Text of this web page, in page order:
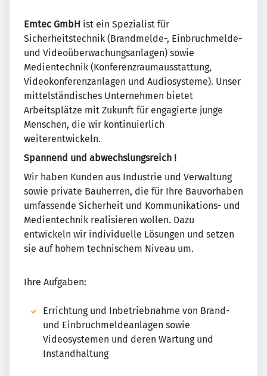
Emtec GmbH ist ein Spezialist für
Sicherheitstechnik (Brandmelde-, Einbruchmelde-
und Videoüberwachungsanlagen) sowie
Medientechnik (Konferenzraumausstattung,
Videokonferenzanlagen und Audiosysteme). Unser
mittelständisches Unternehmen bietet
Arbeitsplätze mit Zukunft für engagierte junge
Menschen, die wir kontinuierlich
weiterentwickeln.
Spannend und abwechslungsreich !
Wir haben Kunden aus Industrie und Verwaltung
sowie private Bauherren, die für Ihre Bauvorhaben
umfassende Sicherheit und Kommunikations- und
Medientechnik realisieren wollen. Dazu
entwickeln wir individuelle Lösungen und setzen
sie auf hohem technischem Niveau um.
Ihre Aufgaben:
Errichtung und Inbetriebnahme von Brand-
und Einbruchmeldeanlagen sowie
Videosystemen und deren Wartung und
Instandhaltung